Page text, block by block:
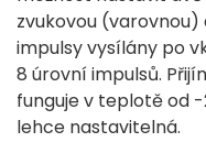
zvukovou
impulsy vysílány po
8 úrovní impulsů.
funguje v teplotě od -
lehce nastavitelná.